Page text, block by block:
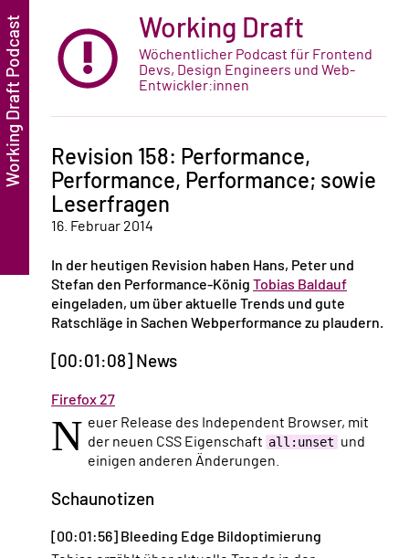
Working Draft
Wöchentlicher Podcast für Frontend
Devs, Design Engineers und Web-
Entwickler:innen
Revision 158: Performance,
Performance, Performance; sowie
Leserfragen
16. Februar 2014
In der heutigen Revision haben Hans, Peter und
Stefan den Performance-König Tobias Baldauf
eingeladen, um über aktuelle Trends und gute
Ratschläge in Sachen Webperformance zu plaudern.
[00:01:08] News
Firefox 27
N euer Release des Independent Browser, mit
der neuen CSS Eigenschaft all:unset und
einigen anderen Änderungen.
Schaunotizen
[00:01:56] Bleeding Edge Bildoptimierung